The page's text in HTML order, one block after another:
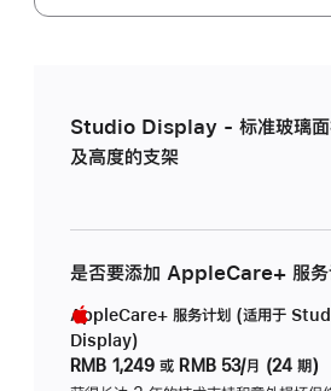
Studio Display - 标准玻璃面
及高度的支架
是否要添加 AppleCare+ 服务
AppleCare+ 服务计划 (适用于
Display)
RMB 1,249 或 RMB 53/月 (24 期)